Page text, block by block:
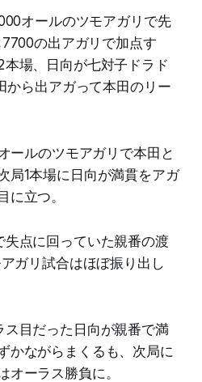
オールのツモアガリで先
の出アガリで加点す
場、日向が七対子ドラド
から出アガって本田のリー
ールのツモアガリで本田と
局1本場に日向が満貫をアガ
に立つ。
失点に回っていた親番の渡
ガリ試合はほぼ振り出し
目だった日向が親番で満
かながらまくるも、次局に
オーラス勝負に。